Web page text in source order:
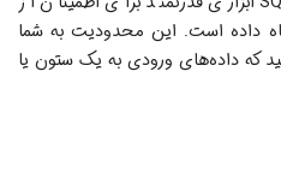
داده است. این محدودیت به شما
که داده‌های ورودی به یک ستون یا